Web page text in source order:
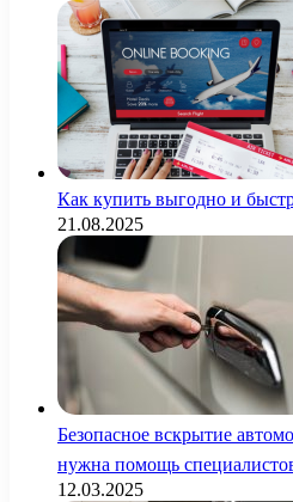
Как купить выгодно и
21.08.2025
Безопасное вскрытие
нужна помощь
12.03.2025